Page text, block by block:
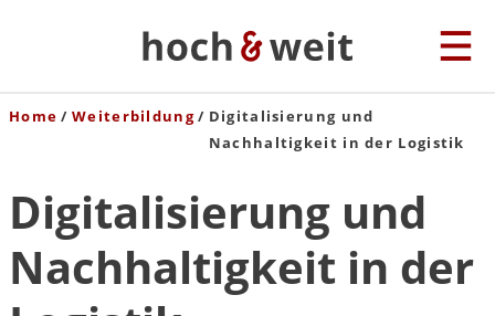
Home Weiterbildung
Digitalisierung und
Nachhaltigkeit in der Logistik
Digitalisierung und
Nachhaltigkeit in der